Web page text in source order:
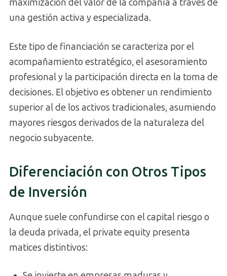
maximización del valor de la compañía a través de
una gestión activa y especializada.
Este tipo de financiación se caracteriza por el
acompañamiento estratégico, el asesoramiento
profesional y la participación directa en la toma de
decisiones. El objetivo es obtener un rendimiento
superior al de los activos tradicionales, asumiendo
mayores riesgos derivados de la naturaleza del
negocio subyacente.
Diferenciación con Otros Tipos
de Inversión
Aunque suele confundirse con el capital riesgo o
la deuda privada, el private equity presenta
matices distintivos: